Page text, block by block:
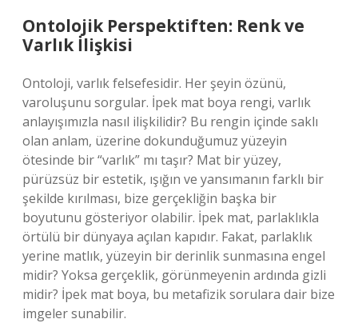
Ontolojik Perspektiften: Renk ve
Varlık İlişkisi
Ontoloji, varlık felsefesidir. Her şeyin özünü,
varoluşunu sorgular. İpek mat boya rengi, varlık
anlayışımızla nasıl ilişkilidir? Bu rengin içinde saklı
olan anlam, üzerine dokunduğumuz yüzeyin
ötesinde bir “varlık” mı taşır? Mat bir yüzey,
pürüzsüz bir estetik, ışığın ve yansımanın farklı bir
şekilde kırılması, bize gerçekliğin başka bir
boyutunu gösteriyor olabilir. İpek mat, parlaklıkla
örtülü bir dünyaya açılan kapıdır. Fakat, parlaklık
yerine matlık, yüzeyin bir derinlik sunmasına engel
midir? Yoksa gerçeklik, görünmeyenin ardında gizli
midir? İpek mat boya, bu metafizik sorulara dair bize
imgeler sunabilir.